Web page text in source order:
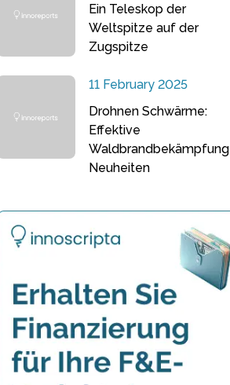
Ein Teleskop der
Weltspitze auf der
Zugspitze
11 February 2025
Drohnen Schwärme:
Effektive
Waldbrandbekämpfung
Neuheiten